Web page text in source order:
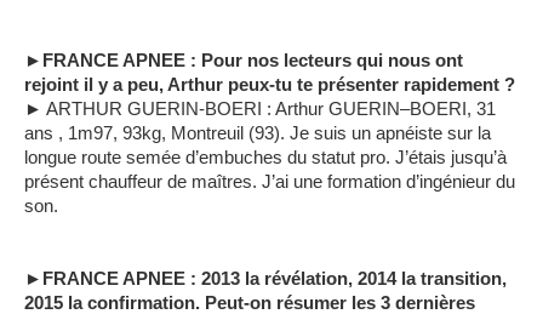
►FRANCE APNEE : Pour nos lecteurs qui nous ont
rejoint il y a peu, Arthur peux-tu te présenter rapidement ?
► ARTHUR GUERIN-BOERI : Arthur GUERIN–BOERI, 31
ans , 1m97, 93kg, Montreuil (93). Je suis un apnéiste sur la
longue route semée d’embuches du statut pro. J’étais jusqu’à
présent chauffeur de maîtres. J’ai une formation d’ingénieur du
son.
►FRANCE APNEE : 2013 la révélation, 2014 la transition,
2015 la confirmation. Peut-on résumer les 3 dernières